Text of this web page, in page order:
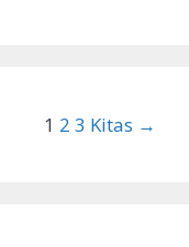
Įrašų navigacija
1 2 3 Kitas →